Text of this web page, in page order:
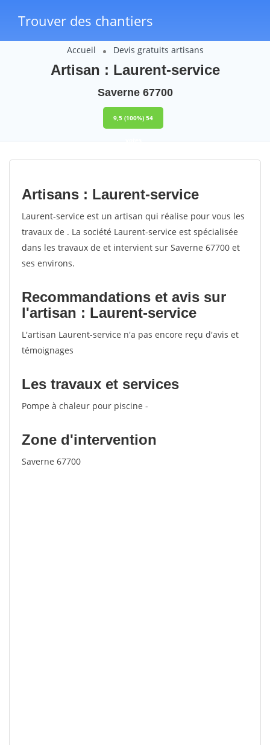
Trouver des chantiers
Accueil Devis gratuits artisans
Artisan : Laurent-service
Saverne 67700
9,5 (100%) 54
votes
Artisans : Laurent-service
Laurent-service est un artisan qui réalise pour vous les
travaux de . La société Laurent-service est spécialisée
dans les travaux de et intervient sur Saverne 67700 et
ses environs.
Recommandations et avis sur
l'artisan : Laurent-service
L'artisan Laurent-service n'a pas encore reçu d'avis et
témoignages
Les travaux et services
Pompe à chaleur pour piscine -
Zone d'intervention
Saverne 67700